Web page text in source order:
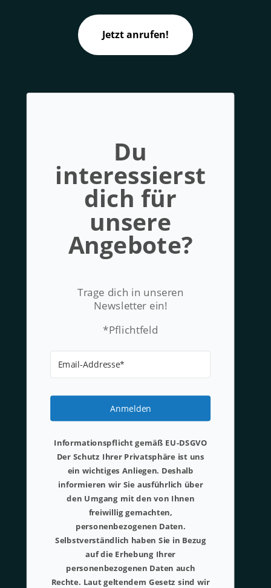
Jetzt anrufen!
Du
interessierst
dich für
unsere
Angebote?
Trage dich in unseren
Newsletter ein!
*Pflichtfeld
Anmelden
Informationspflicht gemäß EU-DSGVO
Der Schutz Ihrer Privatsphäre ist uns
ein wichtiges Anliegen. Deshalb
informieren wir Sie ausführlich über
den Umgang mit den von Ihnen
freiwillig gemachten,
personenbezogenen Daten.
Selbstverständlich haben Sie in Bezug
auf die Erhebung Ihrer
personenbezogenen Daten auch
Rechte. Laut geltendem Gesetz sind wir